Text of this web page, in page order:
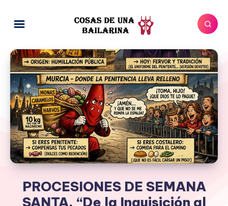
PROCESIONES DE SEMANA
SANTA, “De la Inquisición al